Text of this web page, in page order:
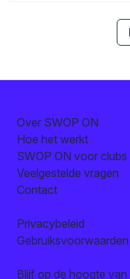
Over SWOP ON
Hoe het werkt
SWOP ON voor clubs
Veelgestelde vragen
Contact
Privacybeleid
Gebruiksvoorwaarden
Blijf op de hoogte